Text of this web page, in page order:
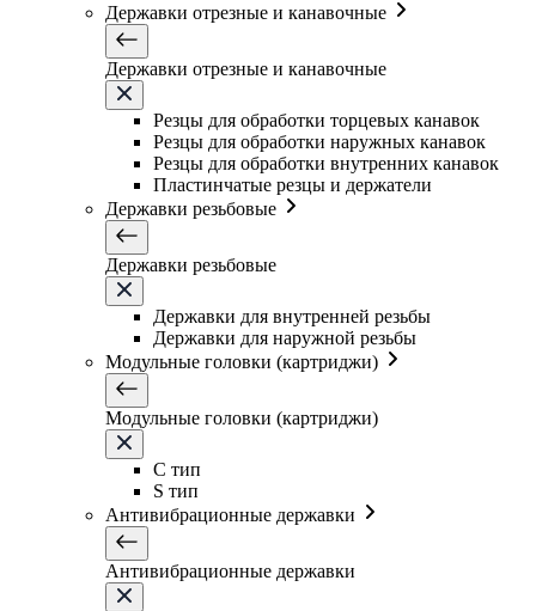
Державки отрезные и канавочные
Державки отрезные и канавочные
Резцы для обработки торцевых канавок
Резцы для обработки наружных канавок
Резцы для обработки внутренних канавок
Пластинчатые резцы и держатели
Державки резьбовые
Державки резьбовые
Державки для внутренней резьбы
Державки для наружной резьбы
Модульные головки (картриджи)
Модульные головки (картриджи)
C тип
S тип
Антивибрационные державки
Антивибрационные державки